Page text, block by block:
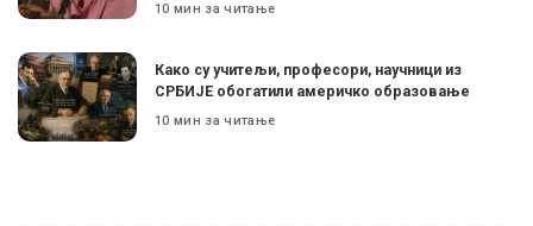
10 мин за читање
Како су учитељи, професори, научници из
СРБИЈЕ обогатили америчко образовање
10 мин за читање